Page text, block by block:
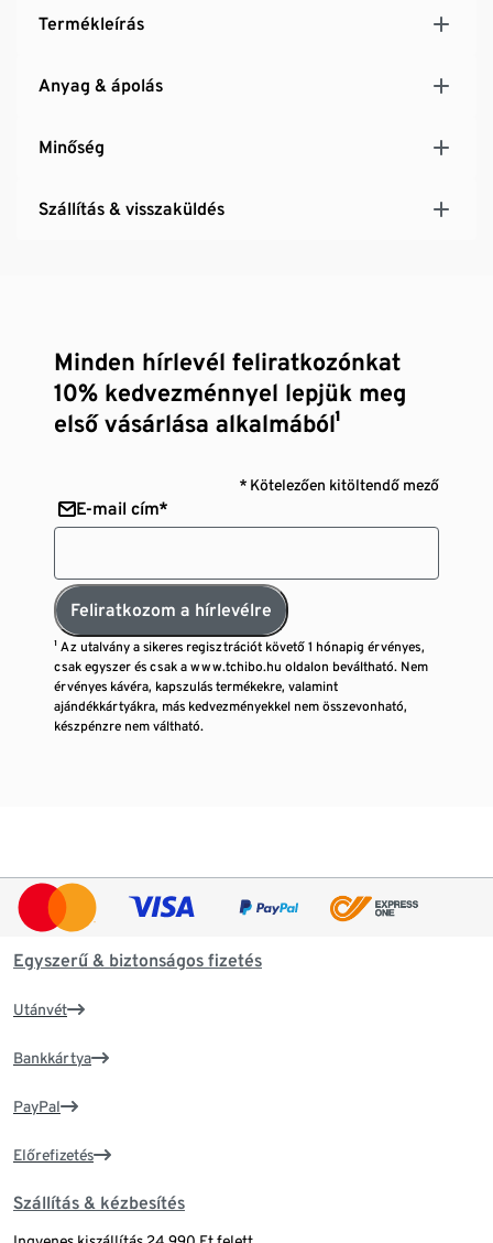
Termékleírás
Anyag & ápolás
Minőség
Szállítás & visszaküldés
Minden hírlevél feliratkozónkat
10% kedvezménnyel lepjük meg
első vásárlása alkalmából¹
* Kötelezően kitöltendő mező
E-mail cím*
Feliratkozom a hírlevélre
¹ Az utalvány a sikeres regisztrációt követő 1 hónapig érvényes,
csak egyszer és csak a www.tchibo.hu oldalon beváltható. Nem
érvényes kávéra, kapszulás termékekre, valamint
ajándékkártyákra, más kedvezményekkel nem összevonható,
készpénzre nem váltható.
Egyszerű & biztonságos fizetés
Utánvét
Bankkártya
PayPal
Előrefizetés
Szállítás & kézbesítés